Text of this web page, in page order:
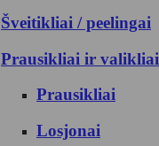
Šveitikliai / peelingai
Prausikliai ir valikliai
Prausikliai
Losjonai